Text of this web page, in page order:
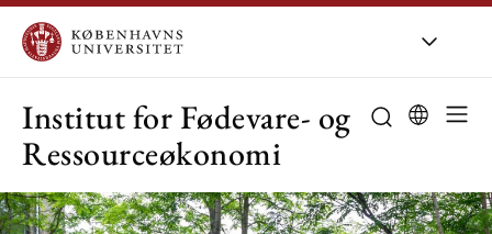
Institut for Fødevare- og
Ressourceøkonomi
Om KU